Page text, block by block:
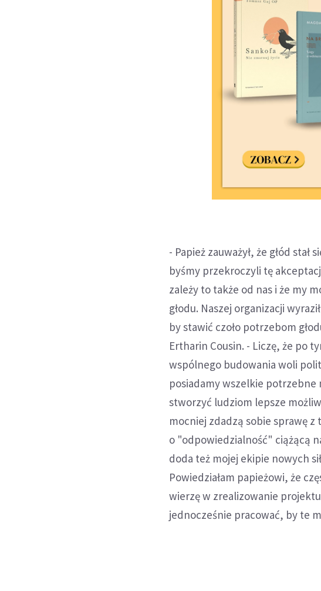
- Papież zauważył, że głód
byśmy przekroczyli tę
zależy to także od nas i że my
głodu. Naszej organizacji
by stawić czoło potrzebom
Ertharin Cousin. - Liczę, że po
wspólnego budowania woli
posiadamy wszelkie potrzebne
stworzyć ludziom lepsze
mocniej zdadzą sobie sprawę
o "odpowiedzialność" ciążącą
doda też mojej ekipie nowych
Powiedziałam papieżowi, że
wierzę w zrealizowanie
jednocześnie pracować, by te